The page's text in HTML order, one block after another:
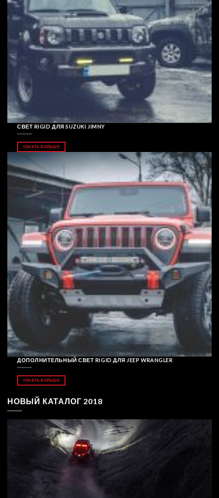
СВЕТ RIGID ДЛЯ SUZUKI JIMNY
УЗНАТЬ БОЛЬШЕ
ДОПОЛНИТЕЛЬНЫЙ СВЕТ RIGID ДЛЯ JEEP WRANGLER
УЗНАТЬ БОЛЬШЕ
НОВЫЙ КАТАЛОГ 2018